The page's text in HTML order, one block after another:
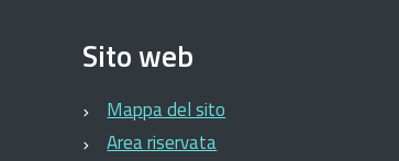
Sito web
Mappa del sito
Area riservata